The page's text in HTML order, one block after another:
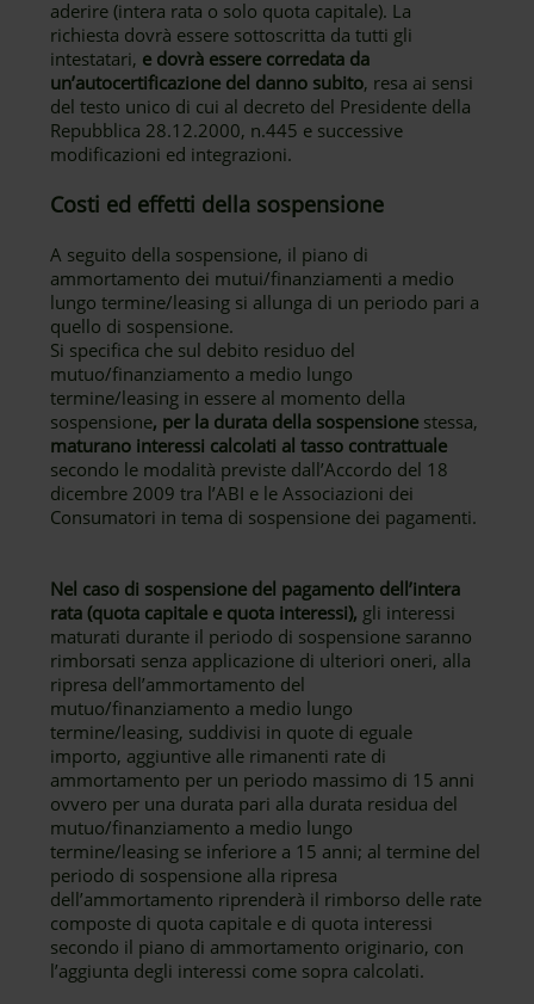
aderire (intera rata o solo quota capitale). La
richiesta dovrà essere sottoscritta da tutti gli
intestatari, e dovrà essere corredata da
un’autocertificazione del danno subito, resa ai sensi
del testo unico di cui al decreto del Presidente della
Repubblica 28.12.2000, n.445 e successive
modificazioni ed integrazioni.
Costi ed effetti della sospensione
A seguito della sospensione, il piano di
ammortamento dei mutui/finanziamenti a medio
lungo termine/leasing si allunga di un periodo pari a
quello di sospensione.
Si specifica che sul debito residuo del
mutuo/finanziamento a medio lungo
termine/leasing in essere al momento della
sospensione, per la durata della sospensione stessa,
maturano interessi calcolati al tasso contrattuale
secondo le modalità previste dall’Accordo del 18
dicembre 2009 tra l’ABI e le Associazioni dei
Consumatori in tema di sospensione dei pagamenti.
Nel caso di sospensione del pagamento dell’intera
rata (quota capitale e quota interessi), gli interessi
maturati durante il periodo di sospensione saranno
rimborsati senza applicazione di ulteriori oneri, alla
ripresa dell’ammortamento del
mutuo/finanziamento a medio lungo
termine/leasing, suddivisi in quote di eguale
importo, aggiuntive alle rimanenti rate di
ammortamento per un periodo massimo di 15 anni
ovvero per una durata pari alla durata residua del
mutuo/finanziamento a medio lungo
termine/leasing se inferiore a 15 anni; al termine del
periodo di sospensione alla ripresa
dell’ammortamento riprenderà il rimborso delle rate
composte di quota capitale e di quota interessi
secondo il piano di ammortamento originario, con
l’aggiunta degli interessi come sopra calcolati.